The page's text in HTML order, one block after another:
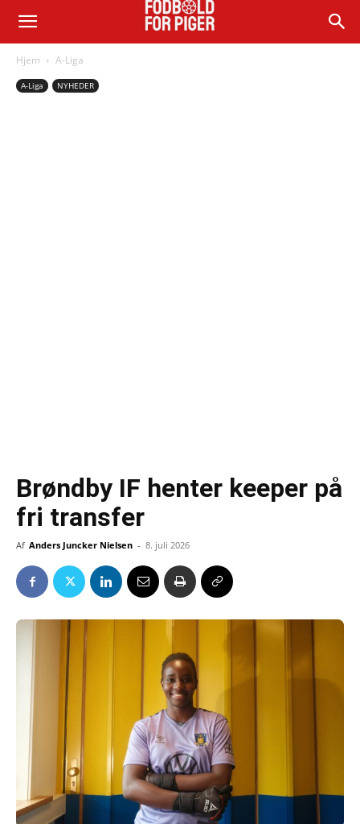
Hjem A-Liga
A-Liga NYHEDER
Brøndby IF henter keeper på
fri transfer
Af Anders Juncker Nielsen - 8. juli 2026